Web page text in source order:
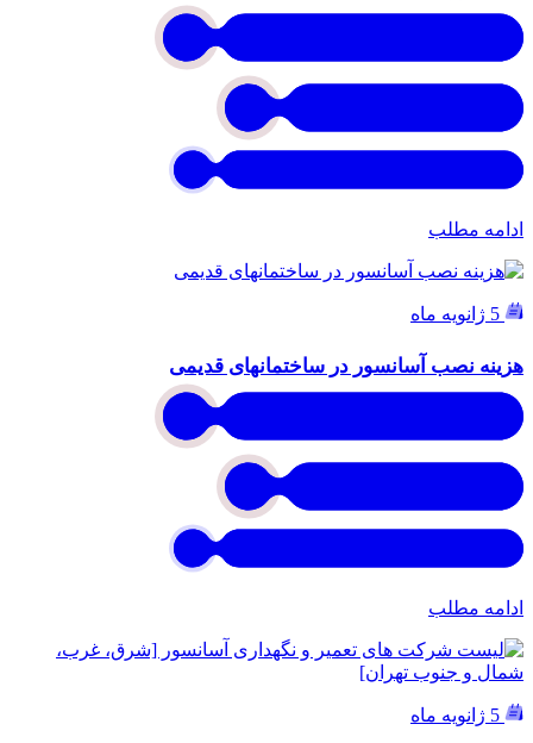
ادامه مطلب
هزینه نصب آسانسور در ساختمانهای قدیمی
ادامه مطلب